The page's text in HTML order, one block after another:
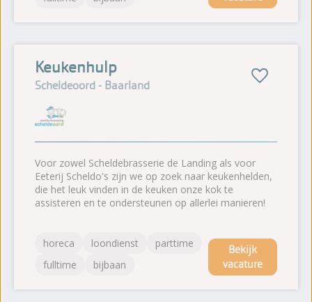
Keukenhulp
Scheldeoord - Baarland
Voor zowel Scheldebrasserie de Landing als voor
Eeterij Scheldo's zijn we op zoek naar keukenhelden,
die het leuk vinden in de keuken onze kok te
assisteren en te ondersteunen op allerlei manieren!
horeca loondienst
parttime
fulltime
bijbaan
Bekijk
vacature